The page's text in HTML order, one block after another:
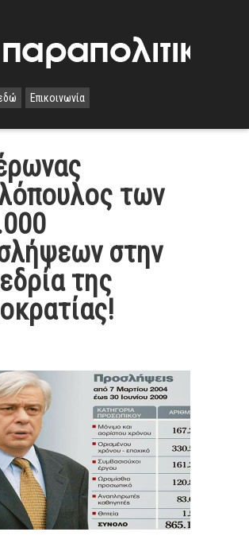
Επικοινωνία
των
στην
της